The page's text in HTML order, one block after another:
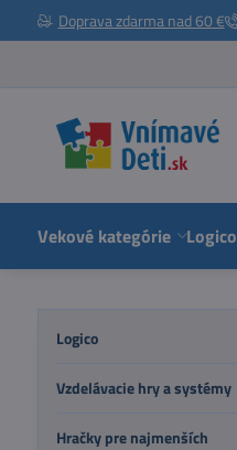
Doprava zdarma nad 60 €
Vekové kategórie Logico
Logico
Vzdelávacie hry a systémy
Hračky pre najmenších